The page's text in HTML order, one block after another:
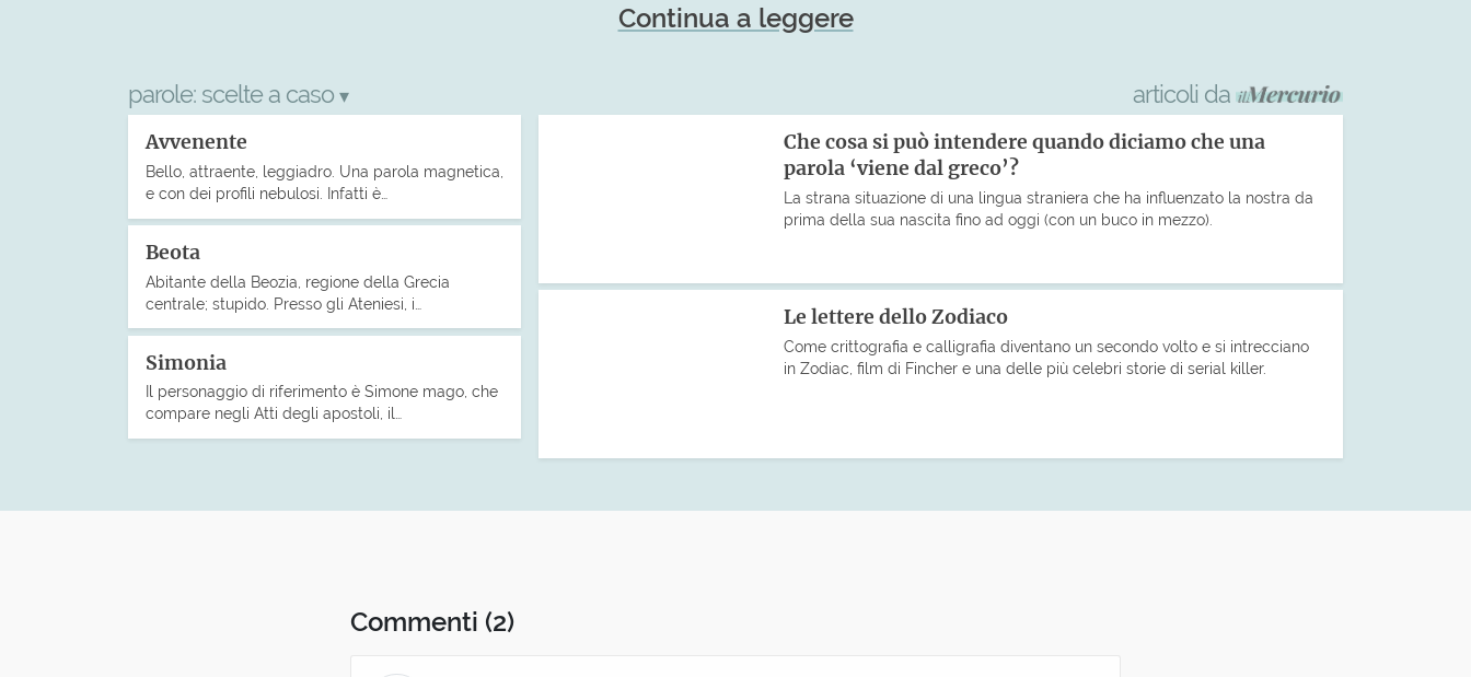
Continua a leggere
parole: scelte a caso ▾
Avvenente
Bello, attraente, leggiadro. Una parola magnetica,
e con dei profili nebulosi. Infatti è…
Beota
Abitante della Beozia, regione della Grecia
centrale; stupido. Presso gli Ateniesi, i…
Simonia
Il personaggio di riferimento è Simone mago, che
compare negli Atti degli apostoli, il…
articoli da
Che cosa si può intendere quando diciamo che una
parola ‘viene dal greco’?
La strana situazione di una lingua straniera che ha influenzato la nostra da
prima della sua nascita fino ad oggi (con un buco in mezzo).
Le lettere dello Zodiaco
Come crittografia e calligrafia diventano un secondo volto e si intrecciano
in Zodiac, film di Fincher e una delle più celebri storie di serial killer.
Commenti (2)